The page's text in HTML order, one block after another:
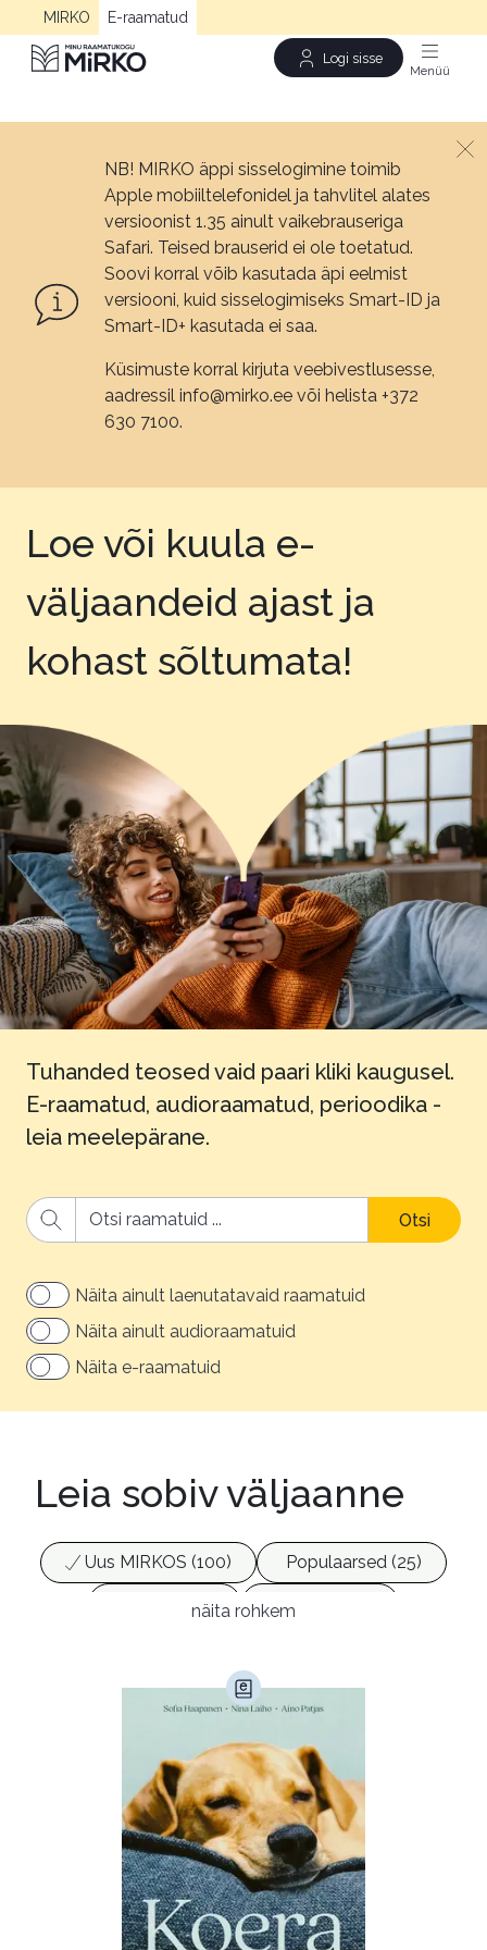
MIRKO E-raamatud
Logi sisse
NB! MIRKO äppi sisselogimine toimib
Apple mobiiltelefonidel ja tahvlitel alates
versioonist 1.35 ainult vaikebrauseriga
Safari. Teised brauserid ei ole toetatud.
Soovi korral võib kasutada äpi eelmist
versiooni, kuid sisselogimiseks Smart-ID ja
Smart-ID+ kasutada ei saa.
Küsimuste korral kirjuta veebivestlusesse,
aadressil info@mirko.ee või helista +372
630 7100.
Loe või kuula e-
väljaandeid ajast ja
kohast sõltumata!
Tuhanded teosed vaid paari kliki kaugusel.
E-raamatud, audioraamatud, perioodika -
leia meelepärane.
Otsi
Näita ainult laenutatavaid raamatuid
Näita ainult audioraamatuid
Näita e-raamatuid
Leia sobiv väljaanne
Uus MIRKOS (100)
Populaarsed (25)
Ajakirjad (17)
Ajalugu (165)
Audioperioodika
Biograafiad (229)
Filoloogia (121)
Filosoofia (146)
Geograafia (65)
Haridus (20)
Ilukirjandus (4255)
Juhtimine (23)
Kodu ja aed (38)
Krimi ja põnevik (1284)
näita rohkem